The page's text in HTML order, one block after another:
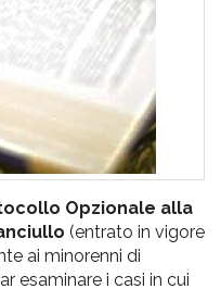
Opzionale alla
(entrato in vigore
ai minorenni di
esaminare i casi in cui